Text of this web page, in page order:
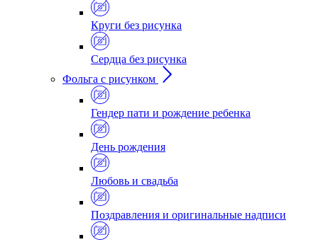
Круги без рисунка
Сердца без рисунка
Фольга с рисунком
Гендер пати и рождение ребенка
День рождения
Любовь и свадьба
Поздравления и оригинальные надписи